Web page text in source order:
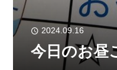
2024.09.16
今日のお昼